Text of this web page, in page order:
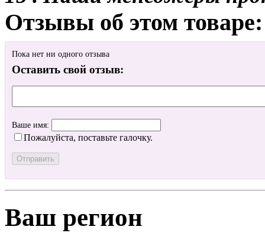
Отзывы об этом товаре:
Пока нет ни одного отзыва
Оставить свой отзыв:
Ваше имя:
Пожалуйста, поставьте галочку.
Ваш регион